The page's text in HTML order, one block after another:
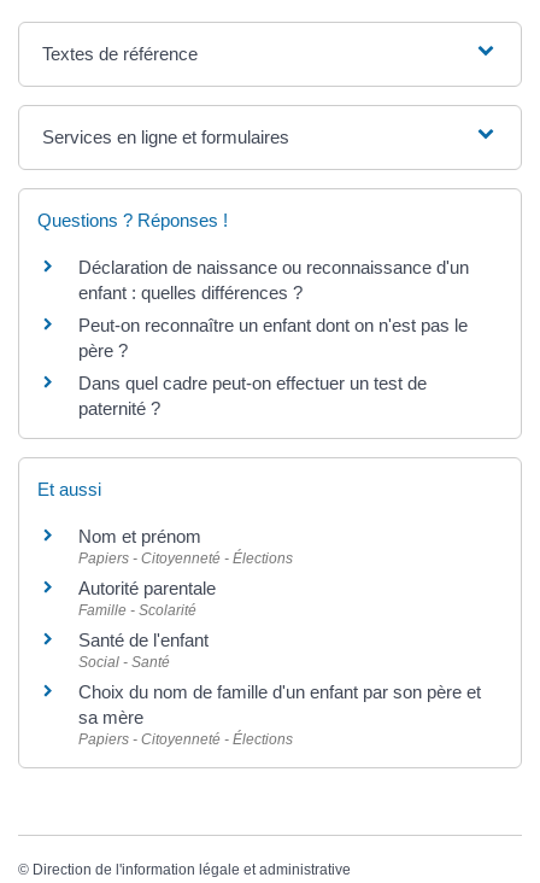
Textes de référence
Services en ligne et formulaires
Questions ? Réponses !
Déclaration de naissance ou reconnaissance d'un
enfant : quelles différences ?
Peut-on reconnaître un enfant dont on n'est pas le
père ?
Dans quel cadre peut-on effectuer un test de
paternité ?
Et aussi
Nom et prénom
Papiers - Citoyenneté - Élections
Autorité parentale
Famille - Scolarité
Santé de l'enfant
Social - Santé
Choix du nom de famille d'un enfant par son père et
sa mère
Papiers - Citoyenneté - Élections
© Direction de l'information légale et administrative